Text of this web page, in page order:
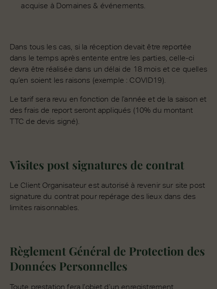
acquise à Domaines & événements.
Dans tous les cas, si la réception devait être reportée
dans le temps après entente entre les parties, celle-ci
devra être réalisée dans un délai de 18 mois et ce quelles
qu’en soient les raisons (exemple : COVID19).
Le tarif sera revu en fonction de l’année et de la saison et
des frais de report seront appliqués (10% du montant
TTC de devis signé).
Visites post signatures de contrat
Le Client Organisateur est autorisé à revenir sur site post
signature du contrat pour repérage des lieux dans des
limites raisonnables.
Règlement Général de Protection des
Données Personnelles
Toute prestation fera l’objet d’un enregistrement